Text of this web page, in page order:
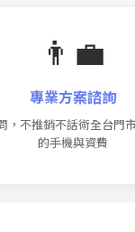
👨‍💼
專業方案諮詢
，不推銷不話術全台門
的手機與資費